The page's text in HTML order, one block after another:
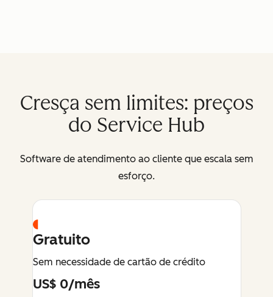
Cresça sem limites: preços
do Service Hub
Software de atendimento ao cliente que escala sem
esforço.
Gratuito
Sem necessidade de cartão de crédito
US$ 0/mês